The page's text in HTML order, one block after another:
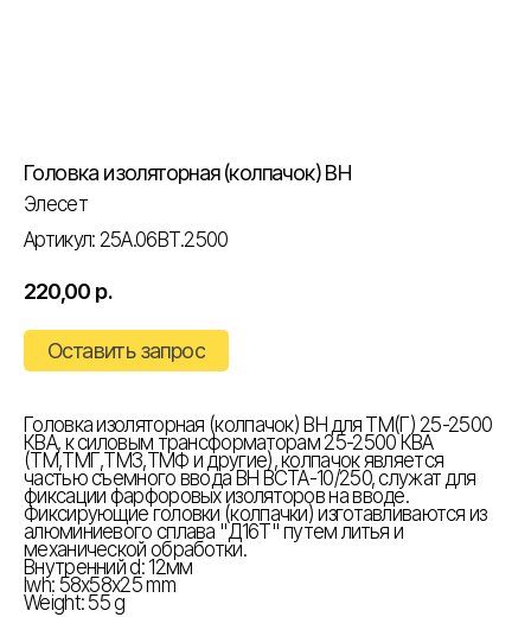
Головка изоляторная (колпачок) ВН
Элесет
Артикул: 25А.06ВТ.2500
220,00 р.
Оставить запрос
Головка изоляторная (колпачок) ВН для ТМ(Г) 25-2500
КВА, к силовым трансформаторам 25-2500 КВА
(ТМ,ТМГ,ТМЗ,ТМФ и другие), колпачок является
частью съемного ввода ВН ВСТА-10/250, служат для
фиксации фарфоровых изоляторов на вводе.
Фиксирующие головки (колпачки) изготавливаются из
алюминиевого сплава "Д16Т" путем литья и
механической обработки.
Внутренний d: 12мм
lwh: 58x58x25 mm
Weight: 55 g